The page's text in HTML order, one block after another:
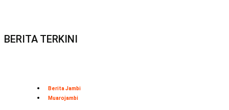
BERITA TERKINI
Berita Jambi
Muarojambi